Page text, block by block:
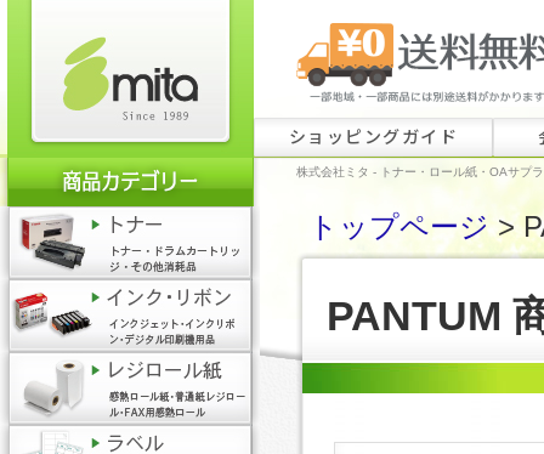
ショッピングガイド
株式会社ミタ - トナー・ロール紙・OAサプ
トップページ>
PANTUM